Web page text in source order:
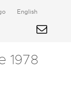
English
1978